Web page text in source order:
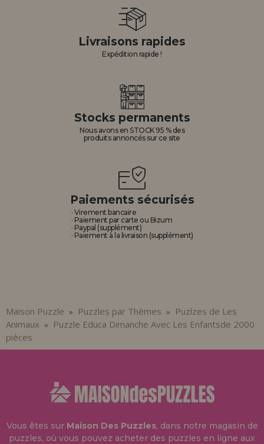
Livraisons rapides
Expédition rapide !
Stocks permanents
Nous avons en STOCK 95 % des
produits annoncés sur ce site
Paiements sécurisés
· Virement bancaire
· Paiement par carte ou Bizum
· Paypal (supplément)
· Paiement à la livraison (supplément)
Maison Puzzle » Puzzles par Thèmes »
Puzlzes de Les
Animaux »
Puzzle Educa Dimanche Avec Les Enfantsde 2000
pièces
Vous êtes sur Maison Des Puzzles, dans notre magasin de
puzzles, où vous pouvez acheter des puzzles en ligne aux